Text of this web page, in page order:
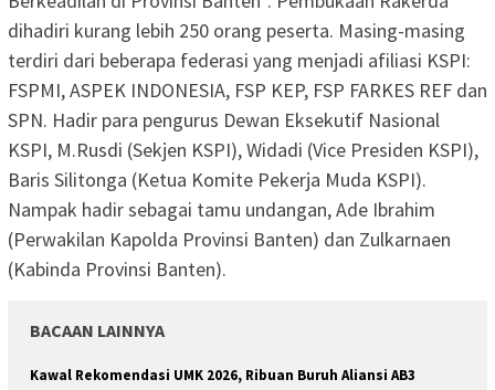
dihadiri kurang lebih 250 orang peserta. Masing-masing
terdiri dari beberapa federasi yang menjadi afiliasi KSPI:
FSPMI, ASPEK INDONESIA, FSP KEP, FSP FARKES REF dan
SPN. Hadir para pengurus Dewan Eksekutif Nasional
KSPI, M.Rusdi (Sekjen KSPI), Widadi (Vice Presiden KSPI),
Baris Silitonga (Ketua Komite Pekerja Muda KSPI).
Nampak hadir sebagai tamu undangan, Ade Ibrahim
(Perwakilan Kapolda Provinsi Banten) dan Zulkarnaen
(Kabinda Provinsi Banten).
BACAAN LAINNYA
Kawal Rekomendasi UMK 2026, Ribuan Buruh Aliansi AB3